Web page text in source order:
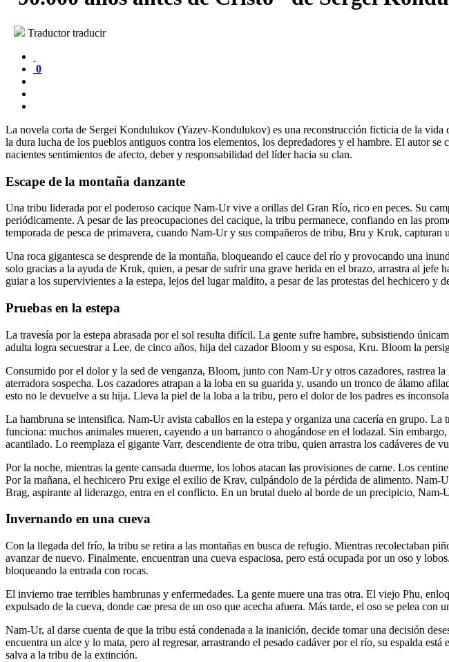
Traductor traducir
0
La novela corta de Sergei Kondulukov (Yazev-Kondulukov) es una reconstrucción ficticia de la
la dura lucha de los pueblos antiguos contra los elementos, los depredadores y el hambre. El autor
nacientes sentimientos de afecto, deber y responsabilidad del líder hacia su clan.
Escape de la montaña danzante
Una tribu liderada por el poderoso cacique Nam-Ur vive a orillas del Gran Río, rico en peces. Su
periódicamente. A pesar de las preocupaciones del cacique, la tribu permanece, confiando en las
temporada de pesca de primavera, cuando Nam-Ur y sus compañeros de tribu, Bru y Kruk, capturan
Una roca gigantesca se desprende de la montaña, bloqueando el cauce del río y provocando una
solo gracias a la ayuda de Kruk, quien, a pesar de sufrir una grave herida en el brazo, arrastra al
guiar a los supervivientes a la estepa, lejos del lugar maldito, a pesar de las protestas del hechicero y
Pruebas en la estepa
La travesía por la estepa abrasada por el sol resulta difícil. La gente sufre hambre, subsistiendo
adulta logra secuestrar a Lee, de cinco años, hija del cazador Bloom y su esposa, Kru. Bloom la
Consumido por el dolor y la sed de venganza, Bloom, junto con Nam-Ur y otros cazadores, rastrea
aterradora sospecha. Los cazadores atrapan a la loba en su guarida y, usando un tronco de álamo
esto no le devuelve a su hija. Lleva la piel de la loba a la tribu, pero el dolor de los padres es
La hambruna se intensifica. Nam-Ur avista caballos en la estepa y organiza una cacería en grupo.
funciona: muchos animales mueren, cayendo a un barranco o ahogándose en el lodazal. Sin
acantilado. Lo reemplaza el gigante Varr, descendiente de otra tribu, quien arrastra los cadáveres de
Por la noche, mientras la gente cansada duerme, los lobos atacan las provisiones de carne. Los
Por la mañana, el hechicero Pru exige el exilio de Krav, culpándolo de la pérdida de alimento.
Brag, aspirante al liderazgo, entra en el conflicto. En un brutal duelo al borde de un precipicio,
Invernando en una cueva
Con la llegada del frío, la tribu se retira a las montañas en busca de refugio. Mientras recolectaban
avanzar de nuevo. Finalmente, encuentran una cueva espaciosa, pero está ocupada por un oso y
bloqueando la entrada con rocas.
El invierno trae terribles hambrunas y enfermedades. La gente muere una tras otra. El viejo Phu,
expulsado de la cueva, donde cae presa de un oso que acecha afuera. Más tarde, el oso se pelea
Nam-Ur, al darse cuenta de que la tribu está condenada a la inanición, decide tomar una decisión
encuentra un alce y lo mata, pero al regresar, arrastrando el pesado cadáver por el río, su espalda
salva a la tribu de la extinción.